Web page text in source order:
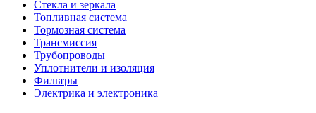
Стекла и зеркала
Топливная система
Тормозная система
Трансмиссия
Трубопроводы
Уплотнители и изоляция
Фильтры
Электрика и электроника